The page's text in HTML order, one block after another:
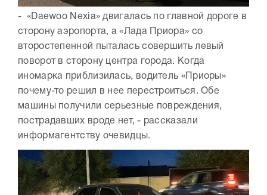
- «Daewoo Nexia» двигалась по главной дороге в
сторону аэропорта, а «Лада Приора» со
второстепенной пыталась совершить левый
поворот в сторону центра города. Когда
иномарка приблизилась, водитель «Приоры»
почему-то решил в нее перестроиться. Обе
машины получили серьезные повреждения,
пострадавших вроде нет, - рассказали
информагентству очевидцы.